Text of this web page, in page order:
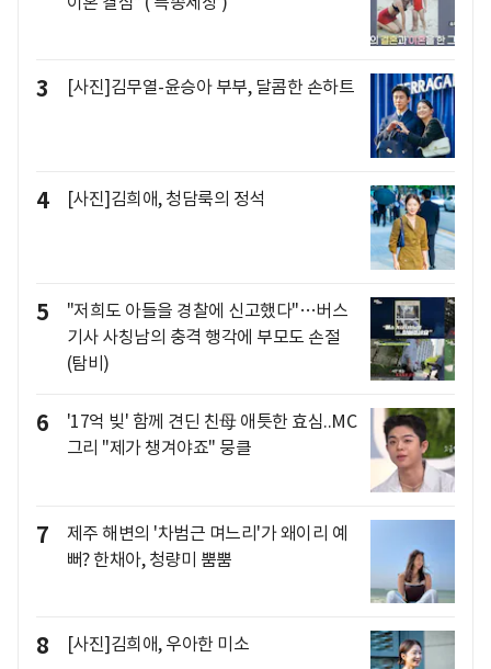
3 [사진]김무열-윤승아 부부, 달콤한 손하트
4 [사진]김희애, 청담룩의 정석
5
"저희도 아들을 경찰에 신고했다"…버스
기사 사칭남의 충격 행각에 부모도 손절
(탐비)
6
'17억 빚' 함께 견딘 친母 애틋한 효심..MC
그리 "제가 챙겨야죠" 뭉클
7
제주 해변의 '차범근 며느리'가 왜이리 예
뻐? 한채아, 청량미 뿜뿜
8 [사진]김희애, 우아한 미소